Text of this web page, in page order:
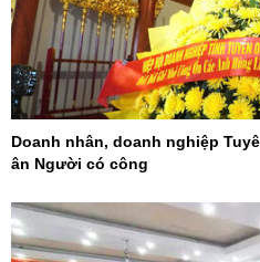
Doanh nhân, doanh nghiệp
ân Người có công